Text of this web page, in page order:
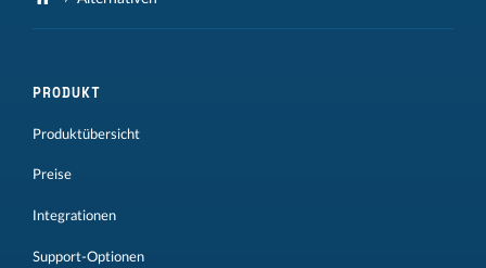
PRODUKT
Produktübersicht
Preise
Integrationen
Support-Optionen